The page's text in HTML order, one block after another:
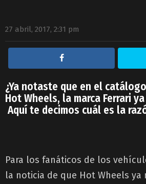
27 abril, 2017, 2:31 pm
¿Ya notaste que en el
Hot Wheels, la marca Ferrari
Aquí te decimos cuál es la
Para los fanáticos de los
la noticia de que Hot Wheels ya